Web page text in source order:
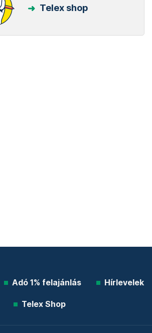
Telex shop
Adó 1% felajánlás Hírlevelek
Telex Shop